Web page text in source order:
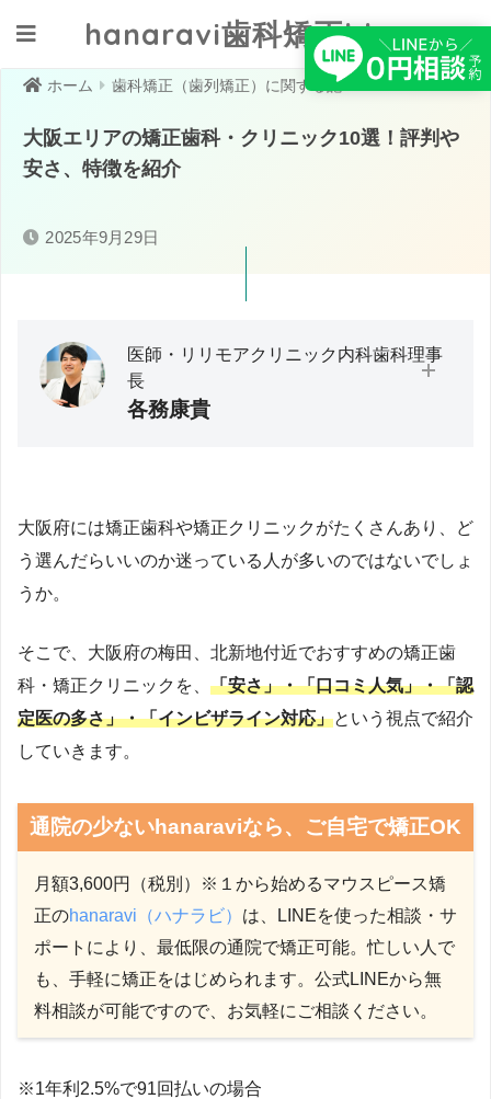
hanaravi歯科矯正blog
ホーム 歯科矯正（歯列矯正）に関する記事一覧
大阪エリアの矯正歯科・クリニック10選！評判や
安さ、特徴を紹介
2025年9月29日
医師・リリモアクリニック内科歯科理事
長
各務康貴
く戦略として、2019年にマウスピース歯科矯正サービス
「 hanaravi（ハナラビ）」を提供する株式会社DRIPSを創
業。口腔環境が生活習慣病など全身疾患に影響を与えると
り組める医療アプローチを提唱。新聞・テレビ・Webメデ
ィアで情報発信もしている。2023年10月には、医科と歯科
が連携する「リリモアクリニック内科歯科」（東京・新
宿）を開院し、理事長としてオンライン・オフライン両方
で総合的な予防医療を提供中。医師国家資格に加え、厚生
を駆使した医療提供を実現。https://www.med.oita-
u.ac.jp/
https://www.oita-u.ac.jp/
大阪府には矯正歯科や矯正クリニックがたくさんあり、ど
う選んだらいいのか迷っている人が多いのではないでしょ
うか。
そこで、 大阪府の梅田、北新地付近でおすすめの矯正歯
科・矯正クリニックを、 「安さ」・「口コミ人気」・「認
定医の多さ」・「インビザライン対応」という視点で紹介
していきます。
通院の少ないhanaraviなら、ご自宅で矯正OK
月額3,600円（税別）※１から始めるマウスピース矯
正のhanaravi（ハナラビ） は、LINEを使った相談・サ
ポートにより、最低限の通院で矯正可能。忙しい人で
も、手軽に矯正をはじめられます。公式LINEから無
料相談が可能ですので、お気軽にご相談ください。
※1年利2.5%で91回払いの場合
クリニックへ相談する